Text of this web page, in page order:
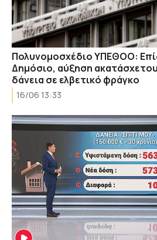
Πολυνομοσχέδιο ΥΠΕΘΟΟ:
Δημόσιο, αύξηση ακατάσχετου
δάνεια σε ελβετικό φράγκο
16/06 13:33